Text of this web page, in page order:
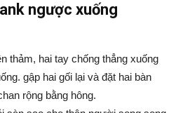
ngược xuống
thảm, hai tay chống thẳng xuống
gập hai gối lại và đặt hai bàn
rộng bằng hông.